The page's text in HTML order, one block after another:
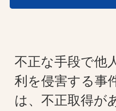
不正な手段で他
利を侵害する事
は、不正取得が